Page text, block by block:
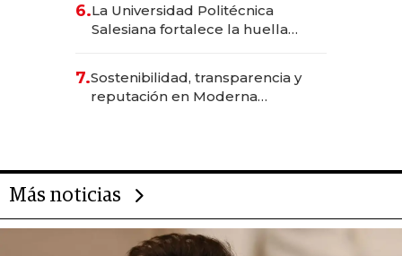
6.La Universidad Politécnica
Salesiana fortalece la huella
7.Sostenibilidad, transparencia y
reputación en Moderna
Más noticias